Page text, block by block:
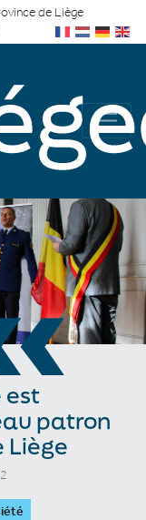
de Liège
est
patron
Liège